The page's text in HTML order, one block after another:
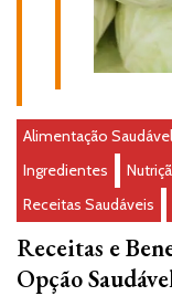
Alimentação Saudável
Ingredientes
Receitas Saudáveis
Receitas e
Opção